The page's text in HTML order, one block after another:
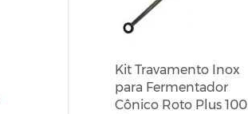
Kit Travamento Inox
para Fermentador
Cônico Roto Plus 100